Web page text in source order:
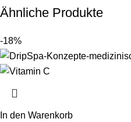
Ähnliche Produkte
-18%
In den Warenkorb